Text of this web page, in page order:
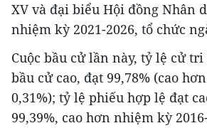
XV và đại biểu Hội đồng Nhân
nhiệm kỳ 2021-2026, tổ chức
Cuộc bầu cử lần này, tỷ lệ cử
bầu cử cao, đạt 99,78% (cao
0,31%); tỷ lệ phiếu hợp lệ đạt
99,39%, cao hơn nhiệm kỳ